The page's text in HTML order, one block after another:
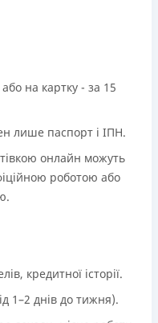
на картку - за 15
лише паспорт і ІПН.
онлайн можуть
роботою або
кредитної історії.
1–2 днів до тижня).